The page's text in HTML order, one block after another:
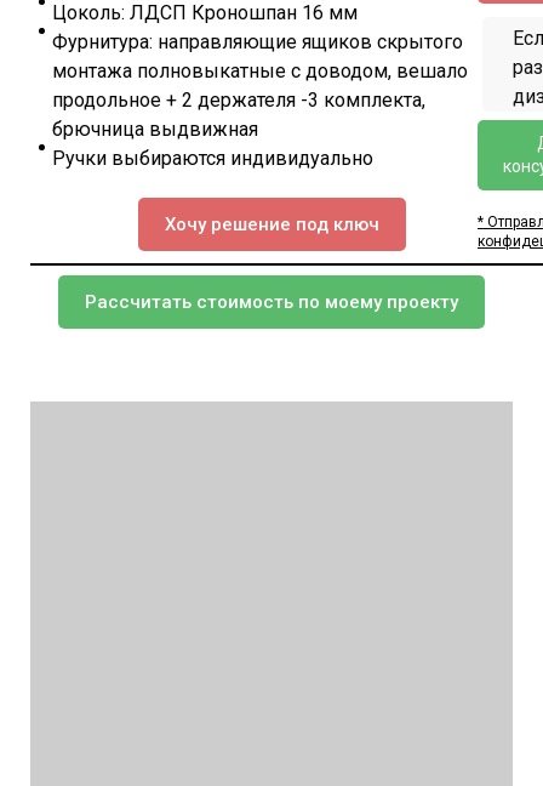
*
Цоколь: ЛДСП Кроношпан 16 мм
Фурнитура: направляющие ящиков скрытого
монтажа полновыкатные с доводом, вешало
продольное + 2 держателя -3 комплекта,
брючница выдвижная
Ручки выбираются индивидуально
Хочу решение под ключ
Рассчитать стоимость по моему проекту